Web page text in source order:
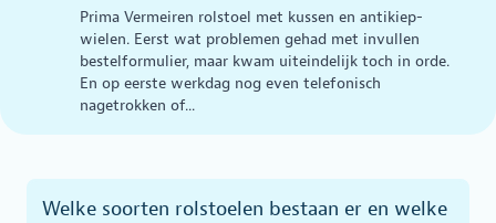
Prima Vermeiren rolstoel met kussen en antikiep-
wielen. Eerst wat problemen gehad met invullen
bestelformulier, maar kwam uiteindelijk toch in orde.
En op eerste werkdag nog even telefonisch
nagetrokken of...
Welke soorten rolstoelen bestaan er en welke